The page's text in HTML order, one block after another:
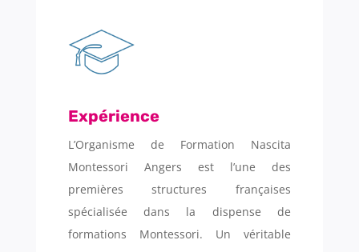
Expérience
L’Organisme de Formation Nascita
Montessori Angers est l’une des
premières structures françaises
spécialisée dans la dispense de
formations Montessori. Un véritable